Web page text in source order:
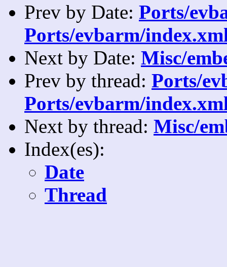
Prev by Date: Ports/
Ports/evbarm/
Next by Date: Misc/
Prev by thread: Ports/
Ports/evbarm/
Next by thread: Misc/
Index(es):
Date
Thread